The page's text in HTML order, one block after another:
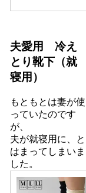
夫愛用 冷え
とり靴下（就
寝用）
もともとは妻が使
っていたのです
が、
夫が就寝用に、と
はまってしまいま
した。